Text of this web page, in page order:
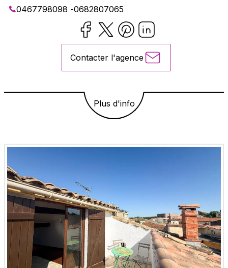
0467798098 -0682807065
Contacter l'agence
Plus d'info